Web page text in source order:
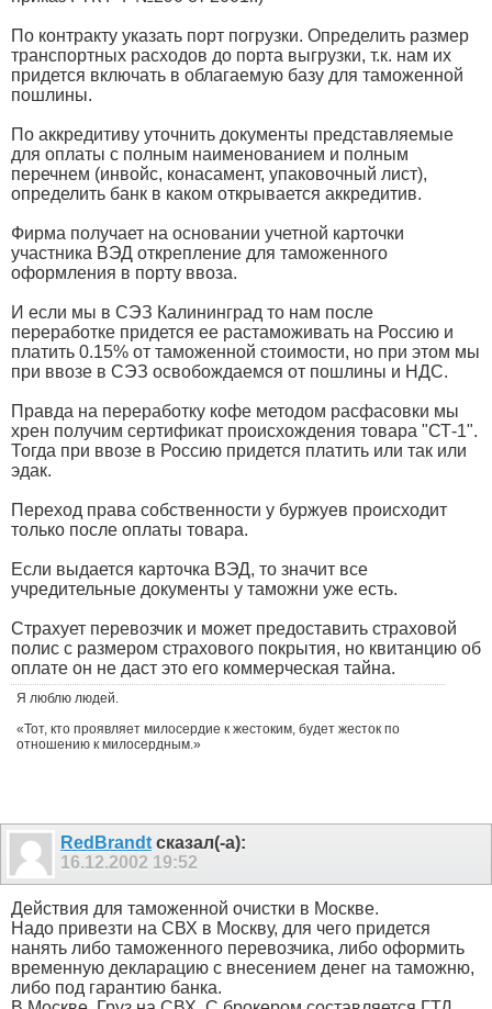
По контракту указать порт погрузки. Определить размер
транспортных расходов до порта выгрузки, т.к. нам их
придется включать в облагаемую базу для таможенной
пошлины.
По аккредитиву уточнить документы представляемые
для оплаты с полным наименованием и полным
перечнем (инвойс, конасамент, упаковочный лист),
определить банк в каком открывается аккредитив.
Фирма получает на основании учетной карточки
участника ВЭД открепление для таможенного
оформления в порту ввоза.
И если мы в СЭЗ Калининград то нам после
переработке придется ее растаможивать на Россию и
платить 0.15% от таможенной стоимости, но при этом мы
при ввозе в СЭЗ освобождаемся от пошлины и НДС.
Правда на переработку кофе методом расфасовки мы
хрен получим сертификат происхождения товара "СТ-1".
Тогда при ввозе в Россию придется платить или так или
эдак.
Переход права собственности у буржуев происходит
только после оплаты товара.
Если выдается карточка ВЭД, то значит все
учредительные документы у таможни уже есть.
Страхует перевозчик и может предоставить страховой
полис с размером страхового покрытия, но квитанцию об
оплате он не даст это его коммерческая тайна.
Я люблю людей.
«Тот, кто проявляет милосердие к жестоким, будет жесток по
отношению к милосердным.»
RedBrandt сказал(-а):
16.12.2002 19:52
Действия для таможенной очистки в Москве.
Надо привезти на СВХ в Москву, для чего придется
нанять либо таможенного перевозчика, либо оформить
временную декларацию с внесением денег на таможню,
либо под гарантию банка.